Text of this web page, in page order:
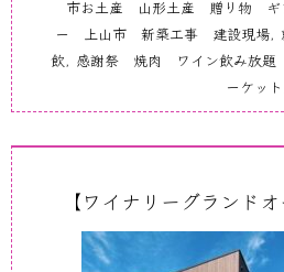
市お土産 山形土産 贈り物 ギ
ー 上山市 新築工事 建設現場,
飲, 感謝祭 焼肉 ワイン飲み放
ーケット
【ワイナリーグランド